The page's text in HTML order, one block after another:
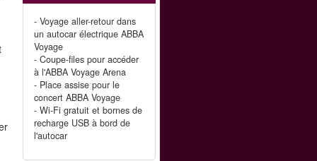
- Voyage aller-retour dans
un autocar électrique ABBA
Voyage
- Coupe-files pour accéder
à l'ABBA Voyage Arena
- Place assise pour le
concert ABBA Voyage
- Wi-Fi gratuit et bornes de
recharge USB à bord de
l'autocar